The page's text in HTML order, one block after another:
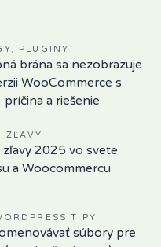
, PLUGINY
brána sa nezobrazuje
WooCommerce s
a riešenie
ZĽAVY
zľavy 2025 vo svete
a Woocommercu
TIPY
súbory pre